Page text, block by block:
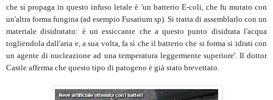
che si propaga in questo infuso letale è 'un batterio E-coli, che fu mutato con
un'altra forma fungina (ad esempio Fusarium sp). Si tratta di assemblarlo con un
materiale disidratato: è un essiccante che a questo punto disidrata l'acqua
togliendola dall'aria e, a sua volta, fa sì che il batterio che si forma si idrati con
un agente di nucleazione ad una temperatura leggermente superiore'. Il dottor
Castle afferma che questo tipo di patogeno è già stato brevettato.